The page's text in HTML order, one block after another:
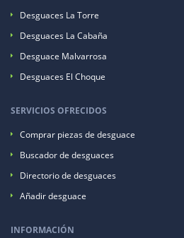
Desguaces La Torre
Desguaces La Cabaña
Desguace Malvarrosa
Desguaces El Choque
SERVICIOS OFRECIDOS
Comprar piezas de desguace
Buscador de desguaces
Directorio de desguaces
Añadir desguace
INFORMACIÓN